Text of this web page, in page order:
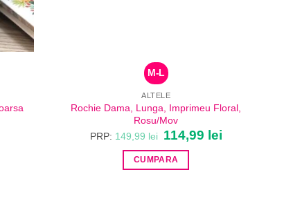
M-L
ALTELE
Rochie Dama, Lunga, Imprimeu Floral,
Rosu/Mov
PRP: 149,99 lei Prețul
inițial
a
fost:
149,99 lei.
114,99 leiPrețul
curent
CUMPARA